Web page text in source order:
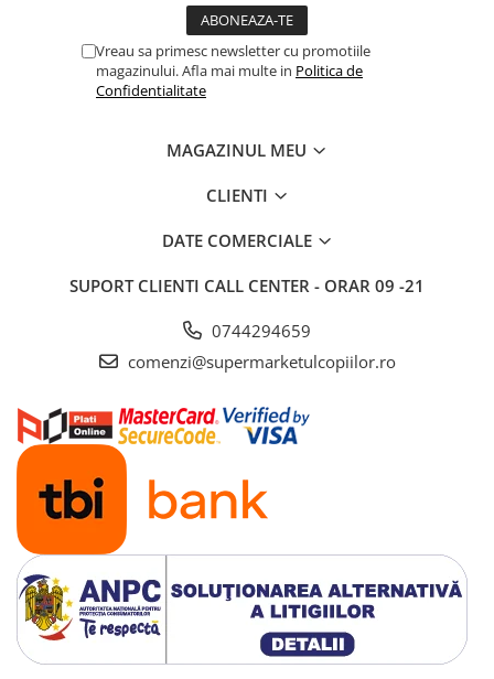
Jucarii pentru plaja si nisip
Tobogane copii
Leagane copii
Saltele si mingi pentru plaja
Spatii de joaca si accesorii
Balansoare, leagane si hamace
Lenjerii si huse patut
Mobilier camera copii
Monitoare video bebelusi
Paturici bebe
Patut bebe
Saltele copii
Sisteme de siguranta copii
Imbracaminte si incaltaminte
Body-uri copii
Vreau sa primesc newsletter cu promotiile
magazinului. Afla mai multe in Politica de
Confidentialitate
MAGAZINUL MEU
CLIENTI
DATE COMERCIALE
SUPORT CLIENTI CALL CENTER - ORAR 09 -21
0744294659
comenzi@supermarketulcopiilor.ro